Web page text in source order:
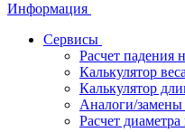
Информация
Сервисы
Расчет падения
Калькулятор
Калькулятор
Аналоги/
Расчет диаметра